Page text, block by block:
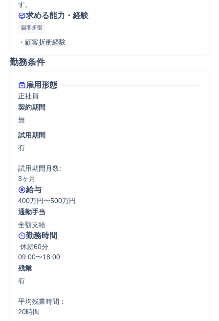
す。
求める能力・経験
顧客折衝
・顧客折衝経験
勤務条件
雇用形態
正社員
契約期間
無
試用期間
有
試用期間月数:
3ヶ月
給与
400万円〜500万円
通勤手当
全額支給
勤務時間
休憩60分
09:00〜18:00
残業
有
平均残業時間：
20時間